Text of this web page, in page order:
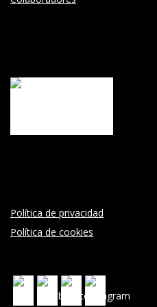
Política de privacidad
Política de cookies